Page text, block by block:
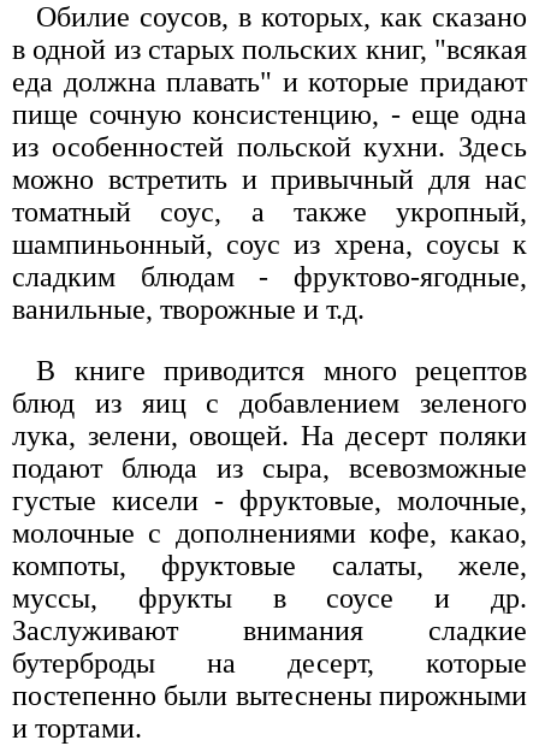
Обилие соусов, в которых, как сказано
в одной из старых польских книг, "всякая
еда должна плавать" и которые придают
пище сочную консистенцию, - еще одна
из особенностей польской кухни. Здесь
можно встретить и привычный для нас
томатный соус, а также укропный,
шампиньонный, соус из хрена, соусы к
сладким блюдам - фруктово-ягодные,
ванильные, творожные и т.д.
В книге приводится много рецептов
блюд из яиц с добавлением зеленого
лука, зелени, овощей. На десерт поляки
подают блюда из сыра, всевозможные
густые кисели - фруктовые, молочные,
молочные с дополнениями кофе, какао,
компоты, фруктовые салаты, желе,
муссы, фрукты в соусе и др.
Заслуживают внимания сладкие
бутерброды на десерт, которые
постепенно были вытеснены пирожными
и тортами.